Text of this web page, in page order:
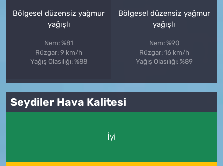
Bölgesel düzensiz yağmur
yağışlı
Nem: %81
Rüzgar: 9 km/h
Yağış Olasılığı: %88
Bölgesel düzensiz yağmur
yağışlı
Nem: %90
Rüzgar: 16 km/h
Yağış Olasılığı: %89
Seydiler Hava Kalitesi
İyi